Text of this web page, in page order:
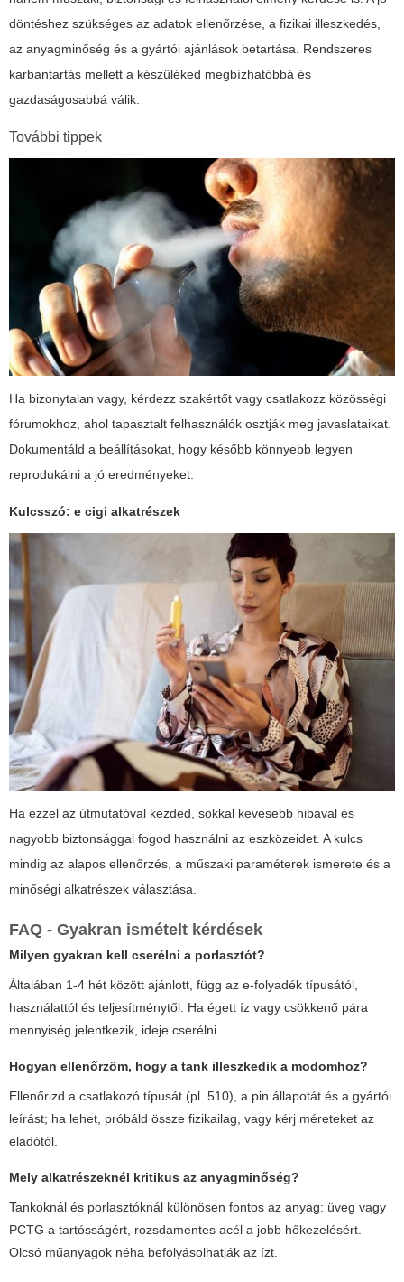
döntéshez szükséges az adatok ellenőrzése, a fizikai illeszkedés,
az anyagminőség és a gyártói ajánlások betartása. Rendszeres
karbantartás mellett a készüléked megbízhatóbbá és
gazdaságosabbá válik.
További tippek
Ha bizonytalan vagy, kérdezz szakértőt vagy csatlakozz közösségi
fórumokhoz, ahol tapasztalt felhasználók osztják meg javaslataikat.
Dokumentáld a beállításokat, hogy később könnyebb legyen
reprodukálni a jó eredményeket.
Kulcsszó: e cigi alkatrészek
Ha ezzel az útmutatóval kezded, sokkal kevesebb hibával és
nagyobb biztonsággal fogod használni az eszközeidet. A kulcs
mindig az alapos ellenőrzés, a műszaki paraméterek ismerete és a
minőségi alkatrészek választása.
FAQ - Gyakran ismételt kérdések
Milyen gyakran kell cserélni a porlasztót?
Általában 1-4 hét között ajánlott, függ az e-folyadék típusától,
használattól és teljesítménytől. Ha égett íz vagy csökkenő pára
mennyiség jelentkezik, ideje cserélni.
Hogyan ellenőrzöm, hogy a tank illeszkedik a modomhoz?
Ellenőrizd a csatlakozó típusát (pl. 510), a pin állapotát és a gyártói
leírást; ha lehet, próbáld össze fizikailag, vagy kérj méreteket az
eladótól.
Mely alkatrészeknél kritikus az anyagminőség?
Tankoknál és porlasztóknál különösen fontos az anyag: üveg vagy
PCTG a tartósságért, rozsdamentes acél a jobb hőkezelésért.
Olcsó műanyagok néha befolyásolhatják az ízt.